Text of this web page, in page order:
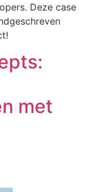
Deze case
met